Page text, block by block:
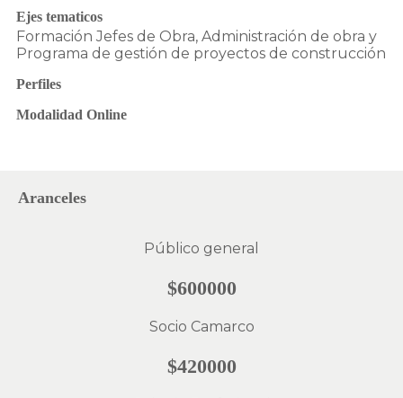
Ejes tematicos
Formación Jefes de Obra, Administración de obra y
Programa de gestión de proyectos de construcción
Perfiles
Modalidad Online
Aranceles
Público general
$600000
Socio Camarco
$420000